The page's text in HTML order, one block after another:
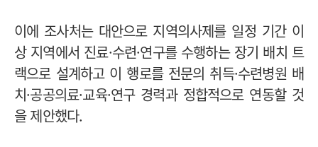
이에 조사처는 대안으로 지역의사제를 일정 기간 이
상 지역에서 진료·수련·연구를 수행하는 장기 배치 트
랙으로 설계하고 이 행로를 전문의 취득·수련병원 배
치·공공의료·교육·연구 경력과 정합적으로 연동할 것
을 제안했다.